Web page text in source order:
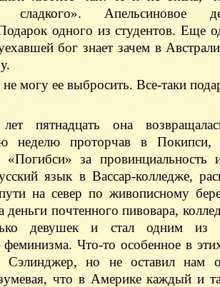
сладкого». Апельсиновое
одного из студентов. Еще
бог знает зачем в
могу ее выбросить. Все-таки
лет пятнадцать она
неделю проторчав в Покипси,
за провинциальность
язык в Вассар-колледже,
на север по живописному
почтенного пивовара,
девушек и стал одним из
феминизма. Что-то особенное в
Сэлинджер, но не оставил нам
что в Америке каждый и